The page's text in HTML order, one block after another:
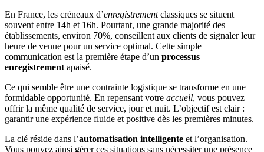
En France, les créneaux d’enregistrementclassiques se situent
souvent entre 14h et 16h. Pourtant, une grande majorité des
établissements, environ 70%, conseillent aux clients de signaler leur
heure de venue pour un service optimal. Cette simple
communication est la première étape d’un processus
enregistrement apaisé.
Ce qui semble être une contrainte logistique se transforme en une
formidable opportunité. En repensant votre accueil, vous pouvez
offrir la même qualité de service, jour et nuit. L’objectif est clair :
garantir une expérience fluide et positive dès les premières minutes.
La clé réside dans l’automatisation intelligente et l’organisation.
Vous pouvez ainsi gérer ces situations sans nécessiter une présence